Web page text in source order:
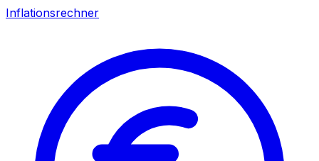
Inflationsrechner